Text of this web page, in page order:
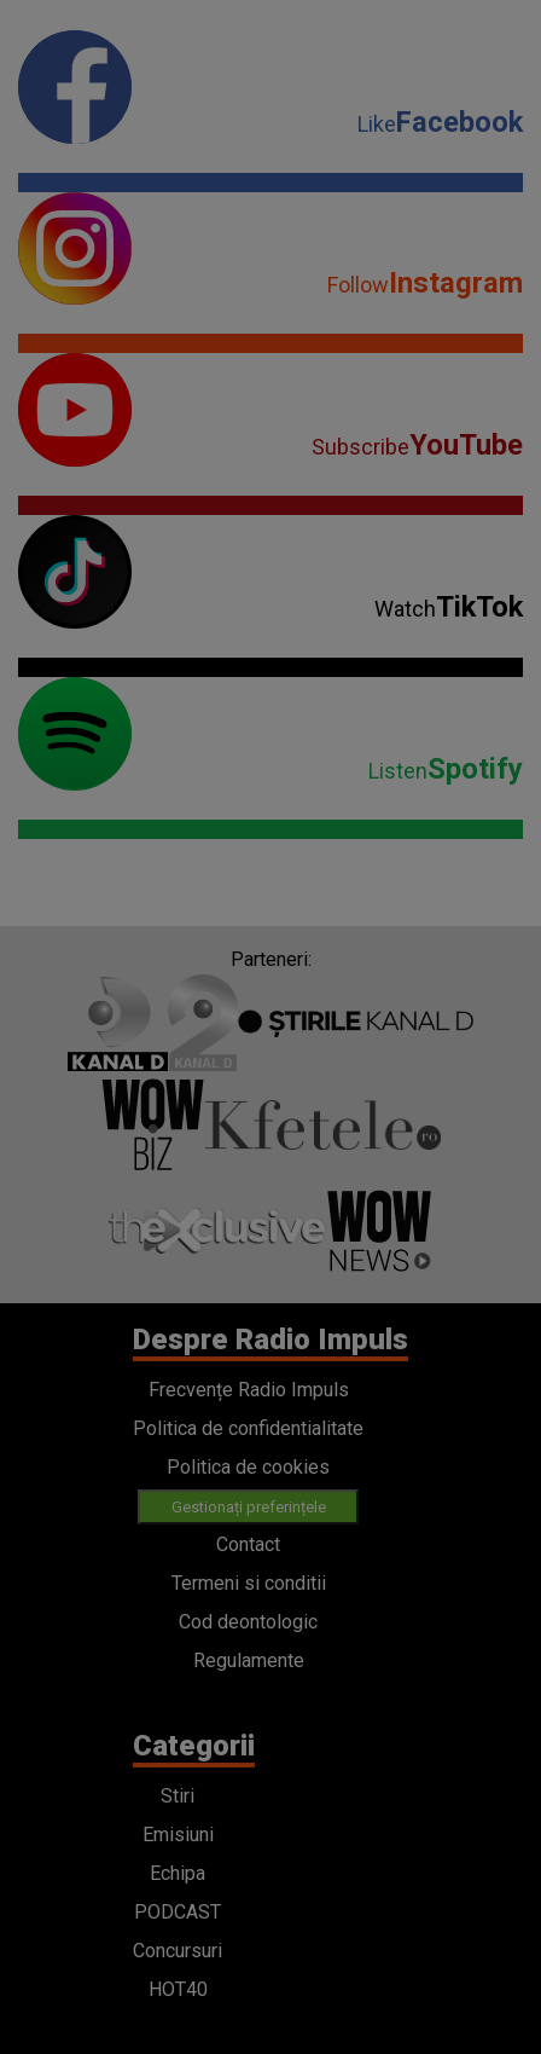
LikeFacebook
FollowInstagram
SubscribeYouTube
WatchTikTok
ListenSpotify
Parteneri:
Despre Radio Impuls
Frecvențe Radio Impuls
Politica de confidentialitate
Politica de cookies
Gestionați preferințele
Contact
Termeni si conditii
Cod deontologic
Regulamente
Categorii
Stiri
Emisiuni
Echipa
PODCAST
Concursuri
HOT40